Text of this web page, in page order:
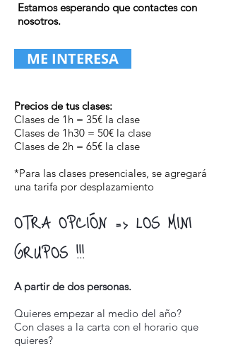
Estamos esperando que contactes con
nosotros.
ME INTERESA
Precios de tus clases:
Clases de 1h = 35€ la clase
Clases de 1h30 = 50€ la clase
Clases de 2h = 65€ la clase
*Para las clases presenciales, se agregará
una tarifa por desplazamiento
OTRA OPCIÓN => LOS MINI
GRUPOS !!!
A partir de dos personas.
Quieres empezar al medio del año?
Con clases a la carta con el horario que
quieres?